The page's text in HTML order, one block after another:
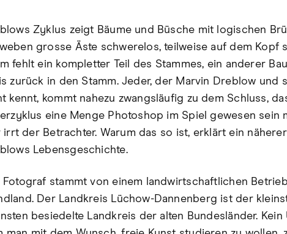
Zyklus zeigt Bäume und Büsche mit logischen
grosse Äste schwerelos, teilweise auf dem Kopf
fehlt ein kompletter Teil des Stammes, ein anderer
zurück in den Stamm. Jeder, der Marvin Dreblow und
kennt, kommt nahezu zwangsläufig zu dem Schluss,
eine Menge Photoshop im Spiel gewesen sein
irrt der Betrachter. Warum das so ist, erklärt ein
Lebensgeschichte.
Fotograf stammt von einem landwirtschaftlichen
Der Landkreis Lüchow-Dannenberg ist der
besiedelte Landkreis der alten Bundesländer. Kein